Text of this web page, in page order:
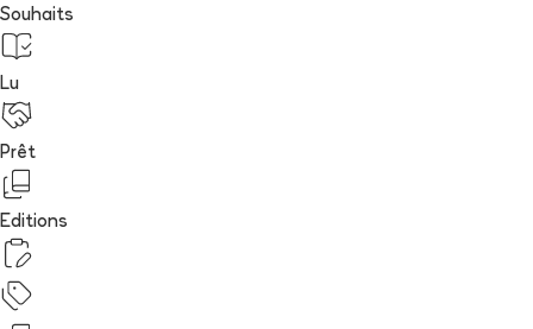
Souhaits
Lu
Prêt
Editions